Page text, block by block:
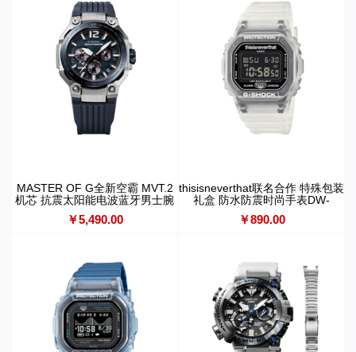
MASTER OF G全新空霸 MVT.2
机芯 抗震太阳能电波蓝牙男士腕
￥5,490.00
thisisneverthat联名合作 特殊包装
礼盒 防水防震时尚手表DW-
￥890.00